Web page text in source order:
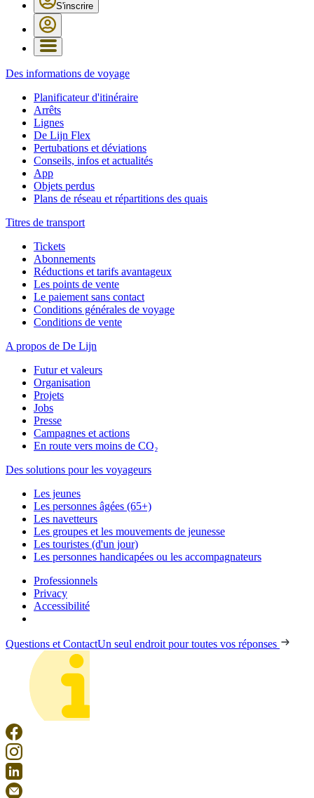
S'inscrire
Des informations de voyage
Planificateur d'itinéraire
Arrêts
Lignes
De Lijn Flex
Pertubations et déviations
Conseils, infos et actualités
App
Objets perdus
Plans de réseau et répartitions des quais
Titres de transport
Tickets
Abonnements
Réductions et tarifs avantageux
Les points de vente
Le paiement sans contact
Conditions générales de voyage
Conditions de vente
A propos de De Lijn
Futur et valeurs
Organisation
Projets
Jobs
Presse
Campagnes et actions
En route vers moins de CO₂
Des solutions pour les voyageurs
Les jeunes
Les personnes âgées (65+)
Les navetteurs
Les groupes et les mouvements de jeunesse
Les touristes (d'un jour)
Les personnes handicapées ou les accompagnateurs
Professionnels
Privacy
Accessibilité
Questions et ContactUn seul endroit pour toutes vos réponses